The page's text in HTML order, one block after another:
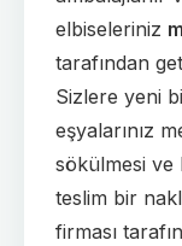
elbiseleriniz
tarafından
Sizlere yeni
eşyalarınız
sökülmesi ve
teslim bir
firması